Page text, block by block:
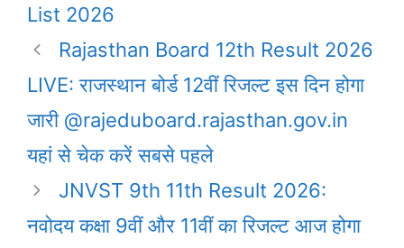
List 2026
Rajasthan Board 12th Result 2026
LIVE: राजस्थान बोर्ड 12वीं रिजल्ट इस दिन होगा
जारी @rajeduboard.rajasthan.gov.in
यहां से चेक करें सबसे पहले
JNVST 9th 11th Result 2026:
नवोदय कक्षा 9वीं और 11वीं का रिजल्ट आज होगा